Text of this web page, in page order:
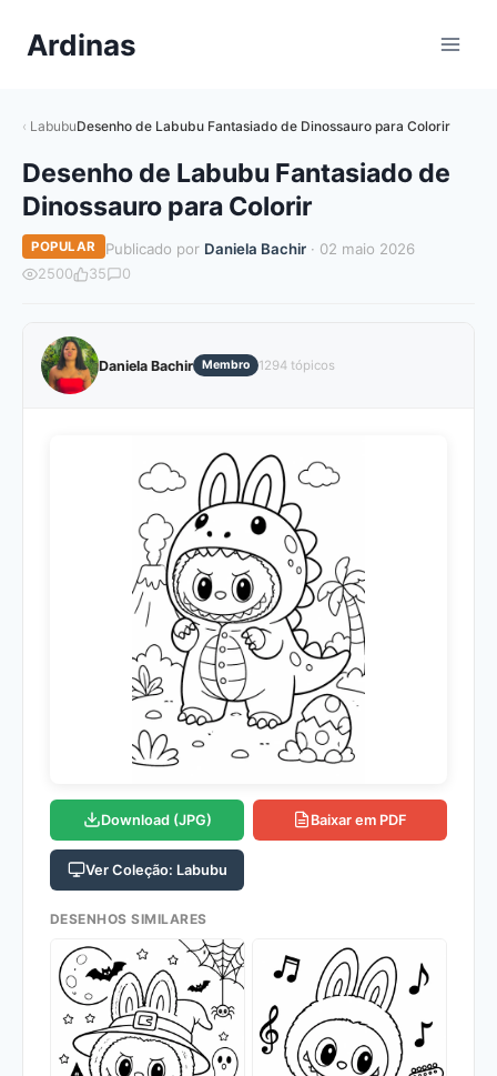
paraArdinas
LabubuDesenho de Labubu Fantasiado de Dinossauro para Colorir
Desenho de Labubu Fantasiado de
Dinossauro para Colorir
POPULAR Publicado por Daniela Bachir· 02 maio 2026
2500 35 0
Daniela Bachir Membro 1294 tópicos
Download (JPG) Baixar em PDF
Ver Coleção: Labubu
DESENHOS SIMILARES